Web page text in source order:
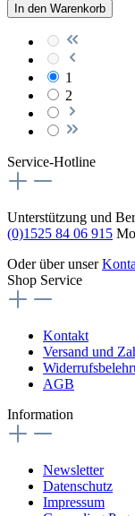
In den Warenkorb
1
2
Service-Hotline
Unterstützung und
(0)1525 84 06 915
Oder über unser
Shop Service
Kontakt
Versand und
AGB
Information
Newsletter
Datenschutz
Impressum